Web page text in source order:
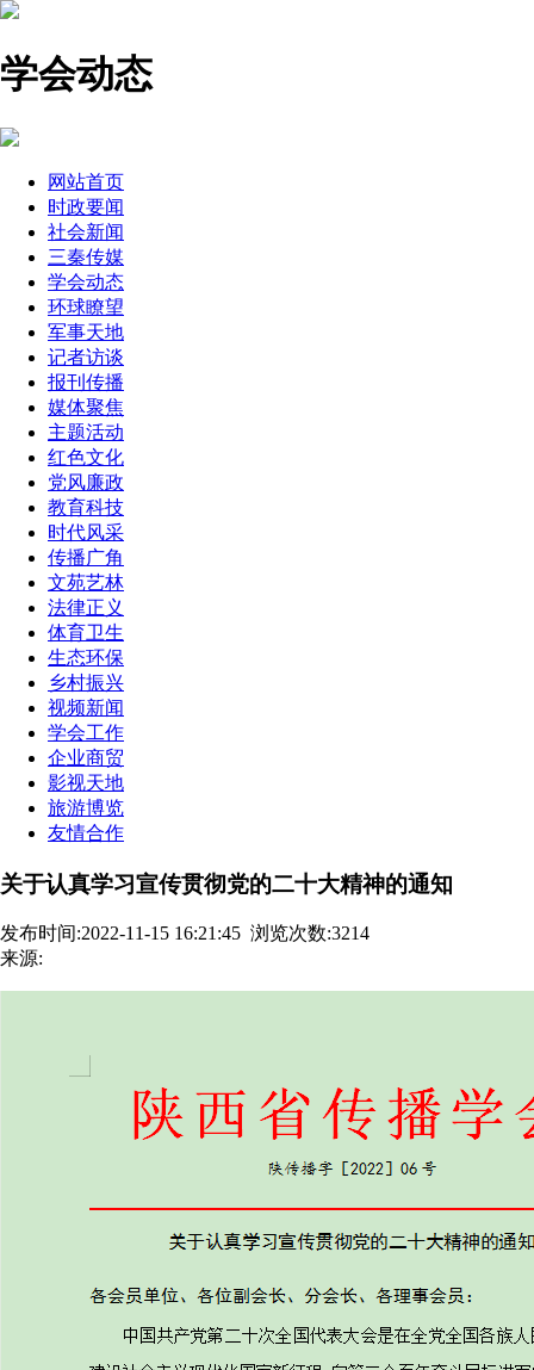
学会动态
网站首页
时政要闻
社会新闻
三秦传媒
学会动态
环球瞭望
军事天地
记者访谈
报刊传播
媒体聚焦
主题活动
红色文化
党风廉政
教育科技
时代风采
传播广角
文苑艺林
法律正义
体育卫生
生态环保
乡村振兴
视频新闻
学会工作
企业商贸
影视天地
旅游博览
友情合作
关于认真学习宣传贯彻党的二十大精神的通知
发布时间:2022-11-15 16:21:45 浏览次数:3214
来源: